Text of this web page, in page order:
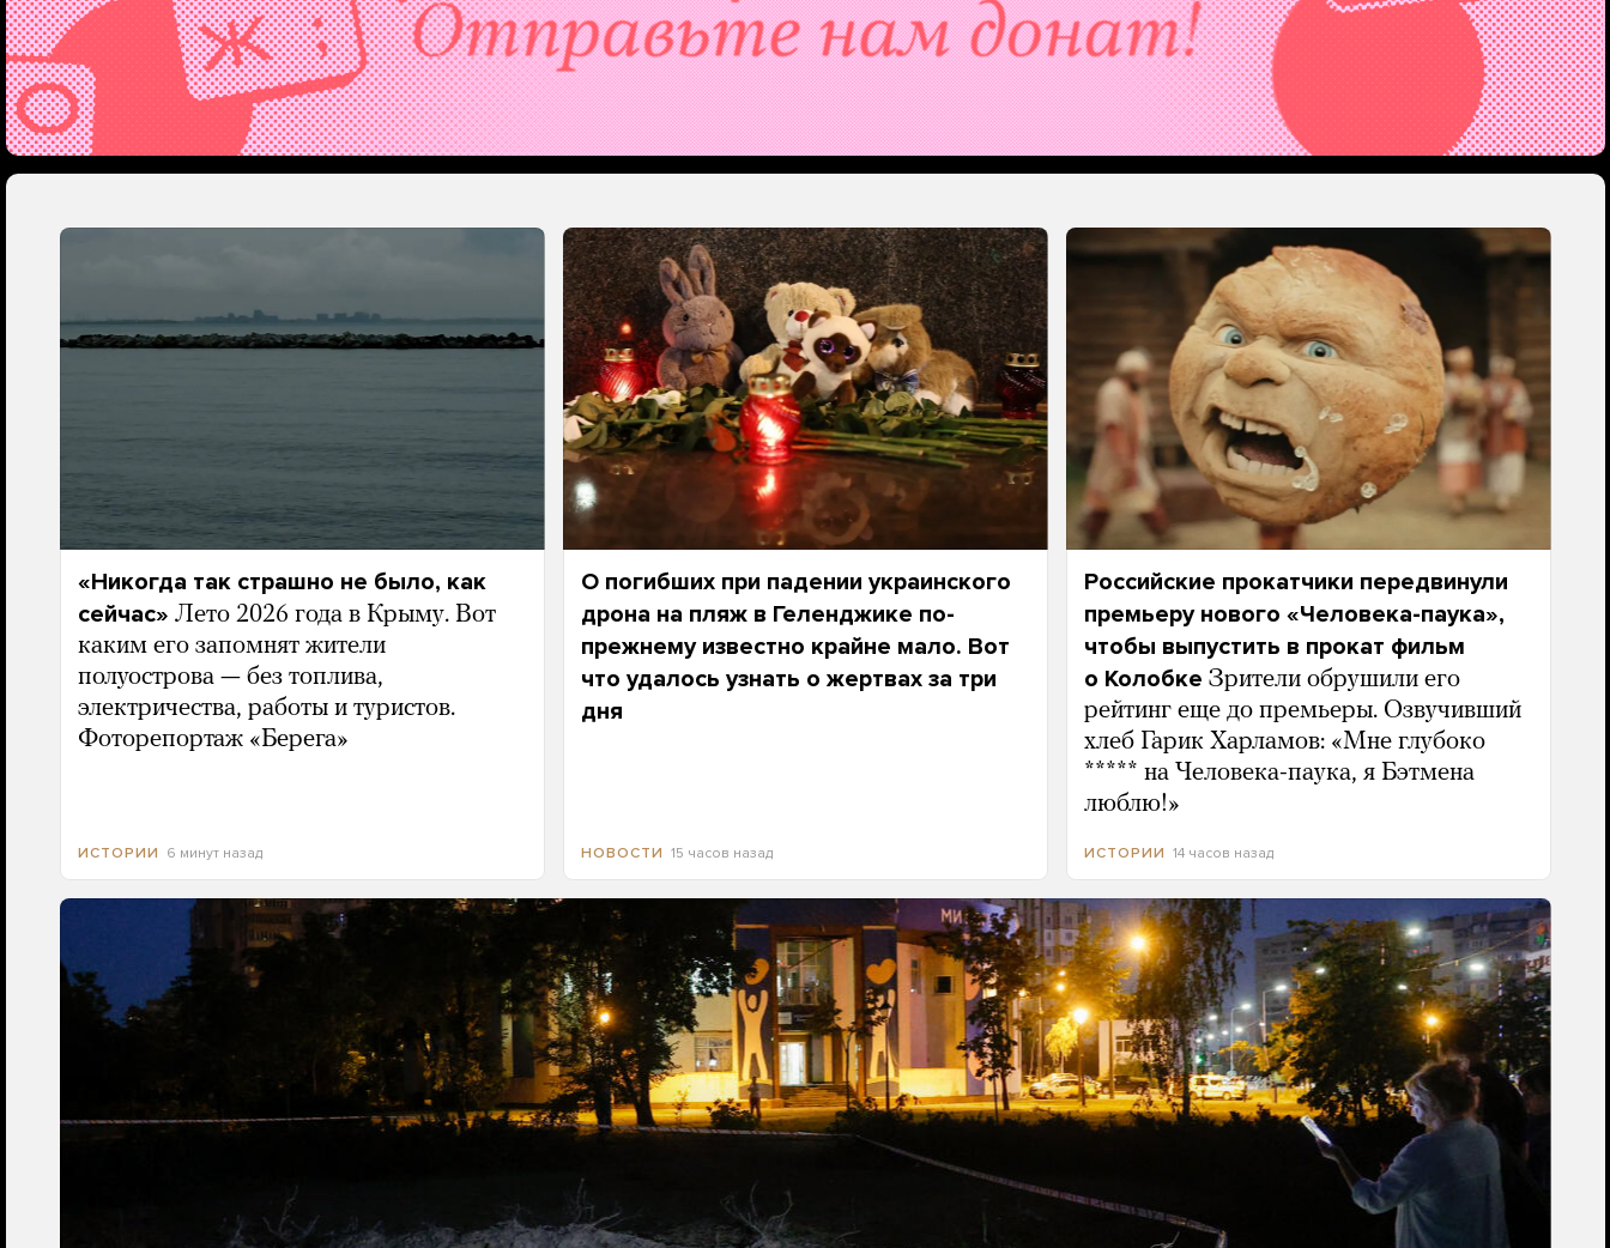
«Никогда так страшно не было, как
сейчас» Лето 2026 года в Крыму. Вот
каким его запомнят жители
полуострова — без топлива,
электричества, работы и туристов.
Фоторепортаж «Берега»
ИСТОРИИ 6 минут назад
О погибших при падении украинского
дрона на пляж в Геленджике по-
прежнему известно крайне мало. Вот
что удалось узнать о жертвах за три
дня
НОВОСТИ 15 часов назад
Российские прокатчики передвинули
премьеру нового «Человека-паука»,
чтобы выпустить в прокат фильм
о Колобке Зрители обрушили его
рейтинг еще до премьеры. Озвучивший
хлеб Гарик Харламов: «Мне глубоко
***** на Человека-паука, я Бэтмена
люблю!»
ИСТОРИИ 14 часов назад